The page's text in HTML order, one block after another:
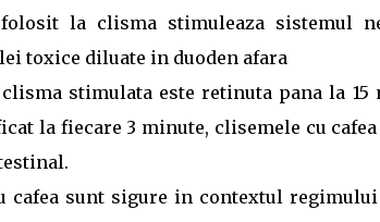
la clisma stimuleaza sistemul
toxice diluate in duoden afara
clisma stimulata este retinuta pana la
la fiecare 3 minute, clisemele cu
cafea sunt sigure in contextul